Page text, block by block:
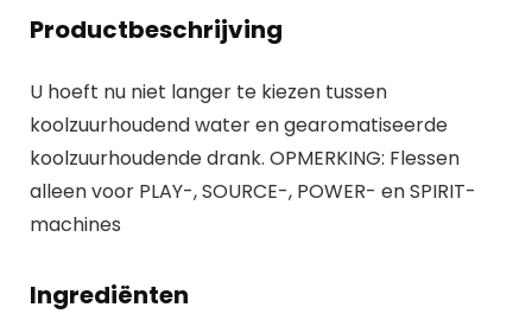
Productbeschrijving
U hoeft nu niet langer te kiezen tussen
koolzuurhoudend water en gearomatiseerde
koolzuurhoudende drank. OPMERKING: Flessen
alleen voor PLAY-, SOURCE-, POWER- en SPIRIT-
machines
Ingrediënten